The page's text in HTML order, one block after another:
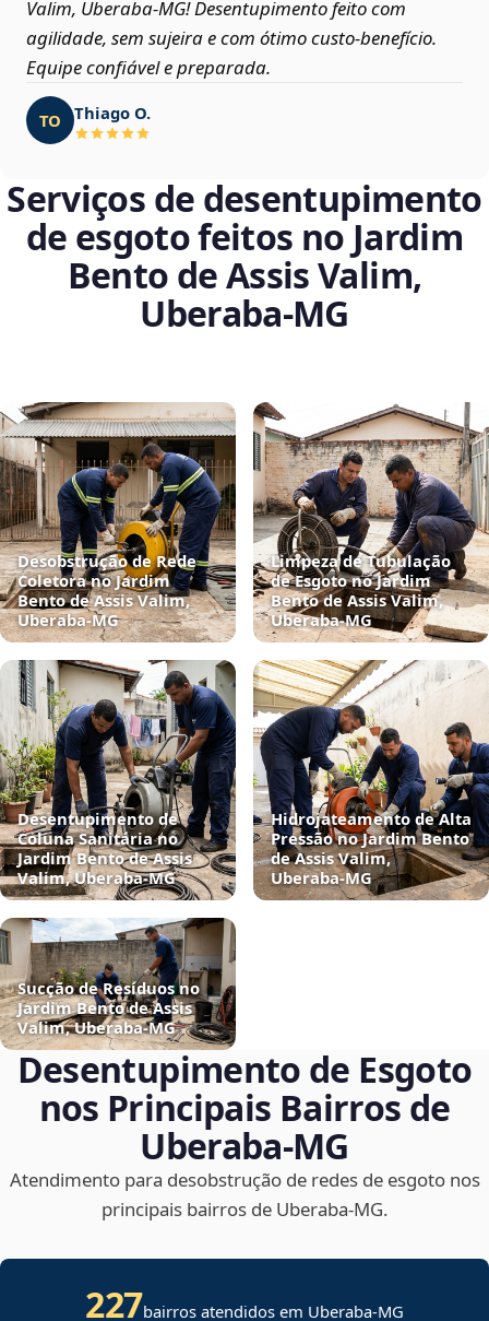
Valim, Uberaba‑MG! Desentupimento feito com
agilidade, sem sujeira e com ótimo custo-benefício.
Equipe confiável e preparada.
TO Thiago O.
Serviços de desentupimento
de esgoto feitos no Jardim
Bento de Assis Valim,
Uberaba‑MG
Desobstrução de Rede
Coletora no Jardim
Bento de Assis Valim,
Uberaba‑MG
Limpeza de Tubulação
de Esgoto no Jardim
Bento de Assis Valim,
Uberaba‑MG
Desentupimento de
Coluna Sanitária no
Jardim Bento de Assis
Valim, Uberaba‑MG
Hidrojateamento de Alta
Pressão no Jardim Bento
de Assis Valim,
Uberaba‑MG
Sucção de Resíduos no
Jardim Bento de Assis
Valim, Uberaba‑MG
Desentupimento de Esgoto
nos Principais Bairros de
Uberaba‑MG
Atendimento para desobstrução de redes de esgoto nos
principais bairros de Uberaba‑MG.
227bairros atendidos em Uberaba-MG